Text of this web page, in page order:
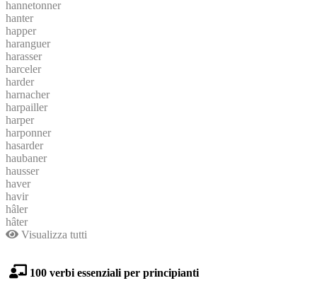
hannetonner
hanter
happer
haranguer
harasser
harceler
harder
harnacher
harpailler
harper
harponner
hasarder
haubaner
hausser
haver
havir
hâler
hâter
Visualizza tutti
100 verbi essenziali per principianti